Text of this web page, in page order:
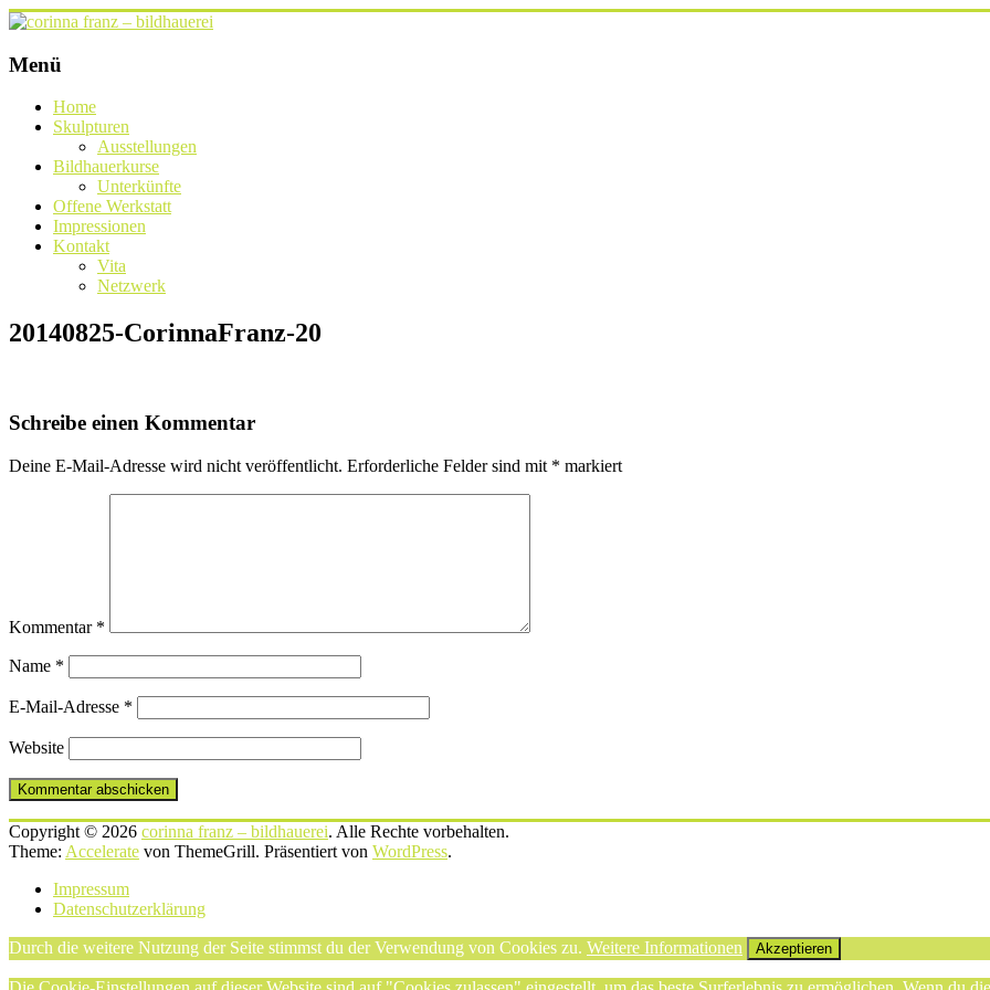
Zum
springen
corinna
bildhauerei
lichtgestalten
Menü
Home
Skulpturen
Ausstellungen
Bildhauerkurse
Unterkünfte
Offene Werkstatt
Impressionen
Kontakt
Vita
Netzwerk
20140825-CorinnaFranz-20
Schreibe einen Kommentar
Deine E-Mail-Adresse wird nicht veröffentlicht. Erforderliche Felder sind mit * markiert
Kommentar *
Name *
E-Mail-Adresse *
Website
Copyright © 2026 corinna franz – bildhauerei. Alle Rechte vorbehalten.
Theme: Accelerate von ThemeGrill. Präsentiert von WordPress.
Impressum
Datenschutzerklärung
Durch die weitere Nutzung der Seite stimmst du der Verwendung von Cookies zu. Weitere Informationen Akzeptieren